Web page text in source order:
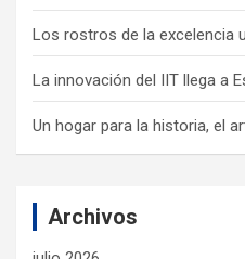
Los rostros de la excelencia
La innovación del IIT llega a
Un hogar para la historia, el
Archivos